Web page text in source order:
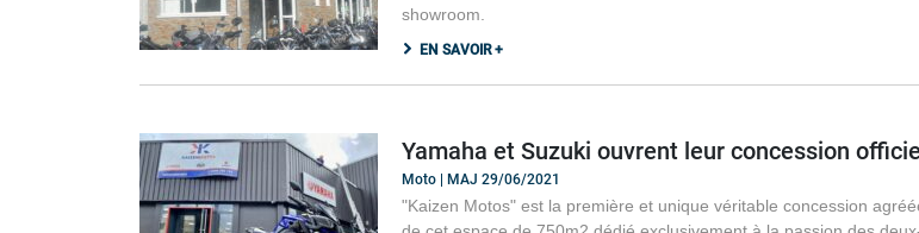
showroom.
EN SAVOIR +
Yamaha et Suzuki ouvrent leur concession
Moto | MAJ 29/06/2021
"Kaizen Motos" est la première et unique véritable concession